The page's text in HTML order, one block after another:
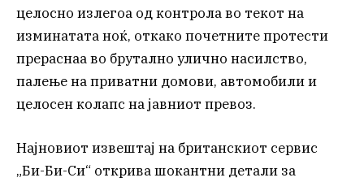
целосно излегоа од контрола во текот на
изминатата ноќ, откако почетните протести
прераснаа во брутално улично насилство,
палење на приватни домови, автомобили и
целосен колапс на јавниот превоз.
Најновиот извештај на британскиот сервис
„Би-Би-Си“ открива шокантни детали за